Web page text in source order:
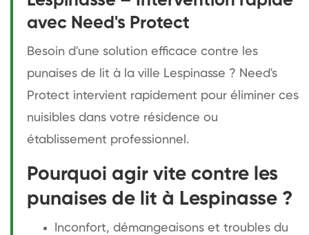
avec Need's Protect
Besoin d'une solution efficace contre les
punaises de lit à la ville Lespinasse ? Need's
Protect intervient rapidement pour éliminer ces
nuisibles dans votre résidence ou
établissement professionnel.
Pourquoi agir vite contre les
punaises de lit à Lespinasse ?
Inconfort, démangeaisons et troubles du